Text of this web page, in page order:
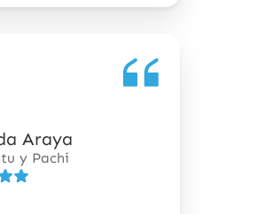
Araya
y Pachi